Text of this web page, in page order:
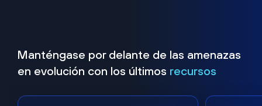
Manténgase por delante de las amenazas
en evolución con los últimos recursos